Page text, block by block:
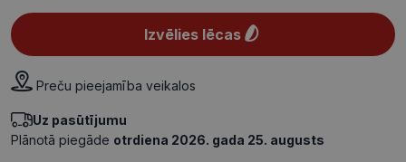
Izvēlies lēcas
Preču pieejamība veikalos
Uz pasūtījumu
Plānotā piegāde otrdiena 2026. gada 25. augusts